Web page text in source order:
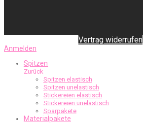
Vertrag widerrufen
Anmelden
Spitzen
Zurück
Spitzen elastisch
Spitzen unelastisch
Stickereien elastisch
Stickereien unelastisch
Sparpakete
Materialpakete